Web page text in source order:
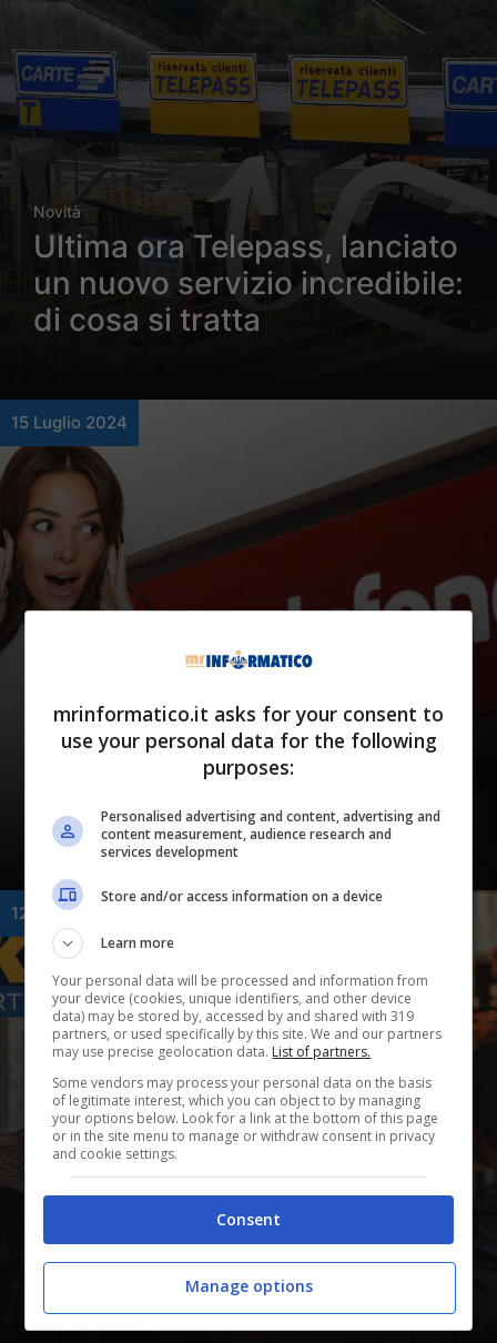
Novità
Ultima ora Telepass, lanciato
un nuovo servizio incredibile:
di cosa si tratta
15 Luglio 2024
Curiosità
Vodafone, arriva la
collaborazione inaspettata:
cosa è successo
12 Luglio 2024
Novità
Sky Sport, grandissimo
colpo: arriva la novità che fa
sognare gli abbonati
mrinformatico.it asks for your consent to
use your personal data for the following
purposes:
Personalised advertising and content, advertising and
content measurement, audience research and
services development
Store and/or access information on a device
Learn more
Your personal data will be processed and information from
your device (cookies, unique identifiers, and other device
data) may be stored by, accessed by and shared with 319
partners, or used specifically by this site. We and our partners
may use precise geolocation data. List of partners.
Some vendors may process your personal data on the basis
of legitimate interest, which you can object to by managing
your options below. Look for a link at the bottom of this page
or in the site menu to manage or withdraw consent in privacy
and cookie settings.
Consent
Manage options